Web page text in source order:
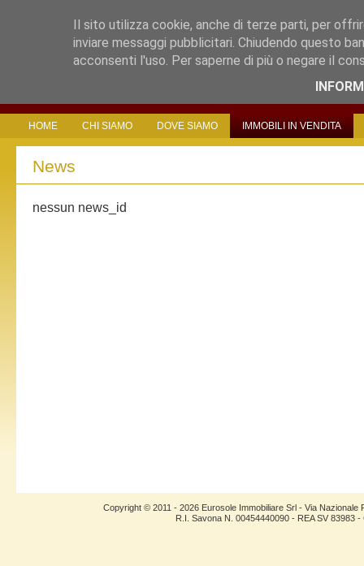
HOME CHI SIAMO DOVE SIAMO IMMOBILI IN VENDITA
News
nessun news_id
Copyright © 2011 - 2026 Eurosole Immobiliare Srl - Via Nazionale
R.I. Savona N. 00454440090 - REA SV 83983
Il sito utilizza cookie, anche di terze parti, per
inviare messaggi pubblicitari. Chiudendo questo
acconsenti l'uso. Per saperne di più o negare il